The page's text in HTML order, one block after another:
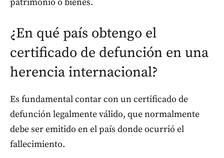
¿En qué país obtengo el
certificado de defunción en una
herencia internacional?
Es fundamental contar con un certificado de
defunción legalmente válido, que normalmente
debe ser emitido en el país donde ocurrió el
fallecimiento.